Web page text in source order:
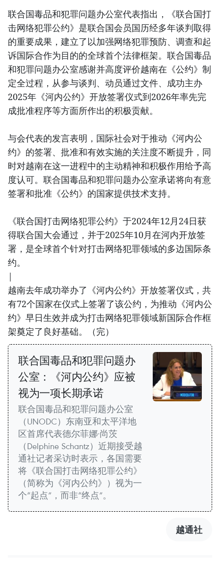
联合国毒品和犯罪问题办公室代表指出，《联合国打
击网络犯罪公约》是联合国会员国历经多年谈判取得
的重要成果，建立了以加强网络犯罪预防、调查和起
诉国际合作为目的的全球首个法律框架。联合国毒品
和犯罪问题办公室感谢并高度评价越南在《公约》制
定全过程，从参与谈判、动员通过文件、成功主办
2025年《河内公约》开放签署仪式到2026年率先完
成批准程序等方面所作出的积极贡献。
与会代表的发言表明，国际社会对于推动《河内公
约》的签署、批准和有效实施的关注度不断提升，同
时对越南在这一进程中的主动精神和积极作用给予高
度认可。联合国毒品和犯罪问题办公室承诺将向有意
签署和批准《公约》的国家提供技术支持。
《联合国打击网络犯罪公约》于2024年12月24日获
得联合国大会通过，并于2025年10月在河内开放签
署，是全球首个针对打击网络犯罪领域的多边国际条
约。
|
越南去年成功举办了《河内公约》开放签署仪式，共
有72个国家在仪式上签署了该公约，为推动《河内公
约》早日生效并成为打击网络犯罪领域新国际合作框
架奠定了良好基础。（完）
联合国毒品和犯罪问题办
公室：《河内公约》应被
视为一项长期承诺
联合国毒品和犯罪问题办公室
（UNODC）东南亚和太平洋地
区首席代表德尔菲娜·尚茨
（Delphine Schantz）近期接受越
通社记者采访时表示，各国需要
将《联合国打击网络犯罪公约》
（简称为《河内公约》）视为一
个“起点”，而非“终点”。
越通社